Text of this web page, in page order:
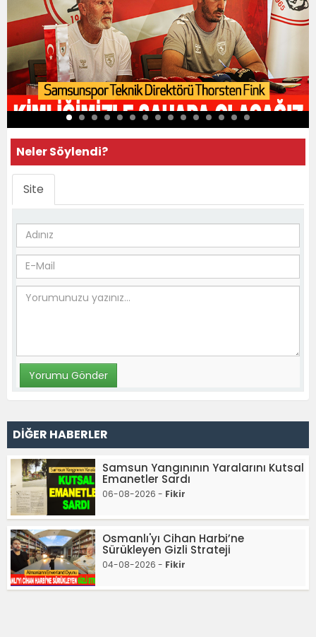
Neler Söylendi?
Site
DİĞER HABERLER
Samsun Yangınının Yaralarını Kutsal
Emanetler Sardı
06-08-2026 - Fikir
Osmanlı'yı Cihan Harbi’ne
Sürükleyen Gizli Strateji
04-08-2026 - Fikir